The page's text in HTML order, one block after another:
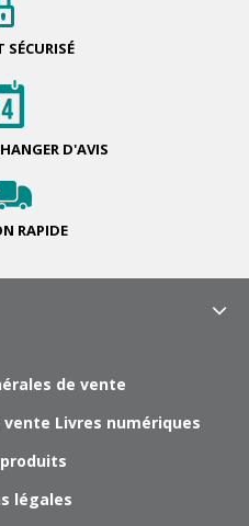
SÉCURISÉ
D'AVIS
RAPIDE
de vente
Livres numériques
légales